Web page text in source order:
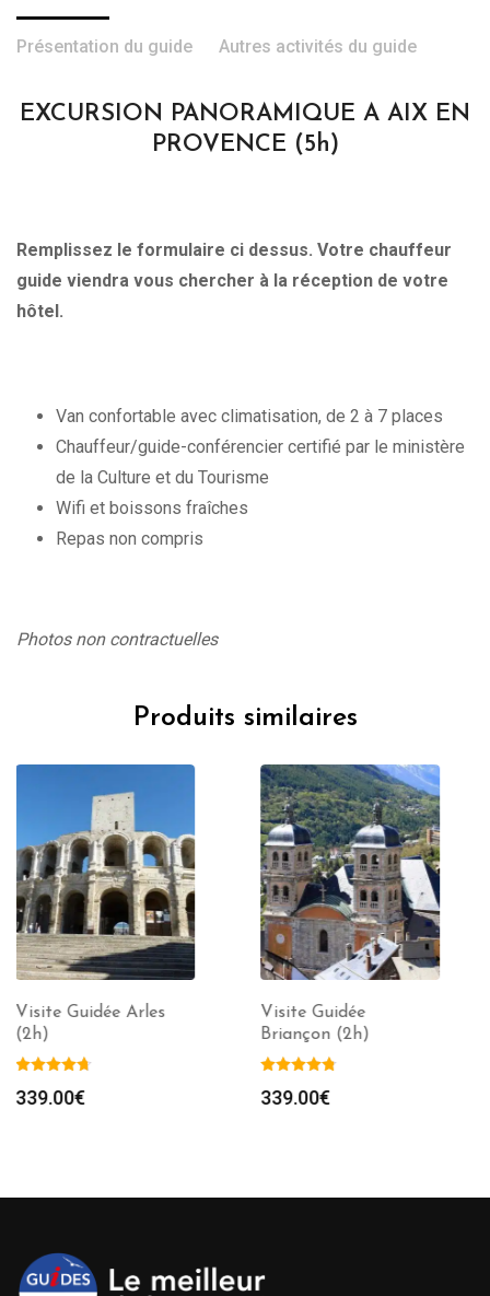
Présentation du guide Autres activités du guide
EXCURSION PANORAMIQUE A AIX EN
PROVENCE (5h)
Remplissez le formulaire ci dessus. Votre chauffeur
guide viendra vous chercher à la réception de votre
hôtel.
Van confortable avec climatisation, de 2 à 7 places
Chauffeur/guide-conférencier certifié par le ministère
de la Culture et du Tourisme
Wifi et boissons fraîches
Repas non compris
Photos non contractuelles
Produits similaires
Visite Guidée
Briançon (2h)
339.00
Visite Guidée Bandol
(1h30)
339.00